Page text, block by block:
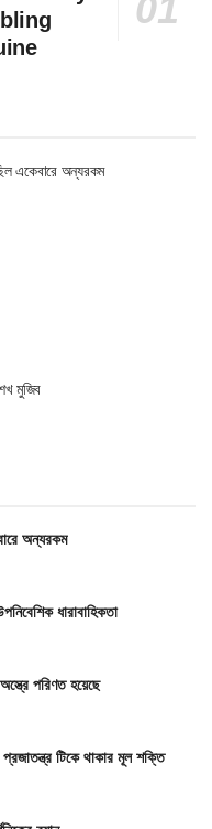
একেবারে অন্যরকম
মুজিব
অন্যরকম
ধারাবাহিকতা
পরিণত হয়েছে
প্রজাতন্ত্র টিকে থাকার মূল শক্তি